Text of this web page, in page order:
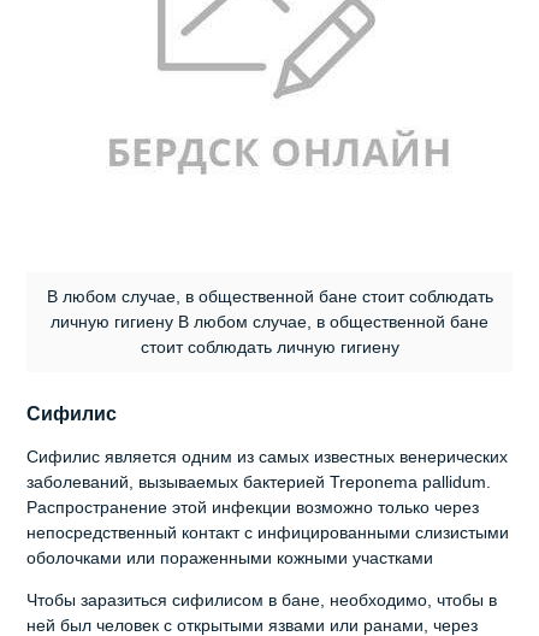
В любом случае, в общественной бане стоит соблюдать
личную гигиену В любом случае, в общественной бане
стоит соблюдать личную гигиену
Сифилис
Сифилис является одним из самых известных венерических
заболеваний, вызываемых бактерией Treponema pallidum.
Распространение этой инфекции возможно только через
непосредственный контакт с инфицированными слизистыми
оболочками или пораженными кожными участками
Чтобы заразиться сифилисом в бане, необходимо, чтобы в
ней был человек с открытыми язвами или ранами, через